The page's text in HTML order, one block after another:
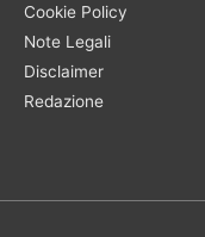
Cookie Policy
Note Legali
Disclaimer
Redazione